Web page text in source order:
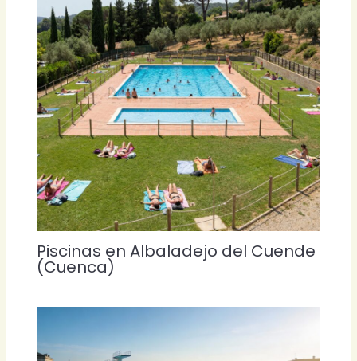
Piscinas en Albaladejo del Cuende
(Cuenca)